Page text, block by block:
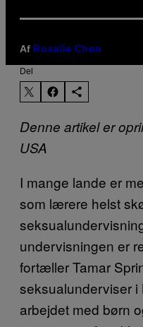
Af Rosalie Chen
Del
Denne artikel er
USA
I mange lande er
som lærere helst
undervisningen er
fortæller Tamar
seksualunderviser
arbejdet med børn